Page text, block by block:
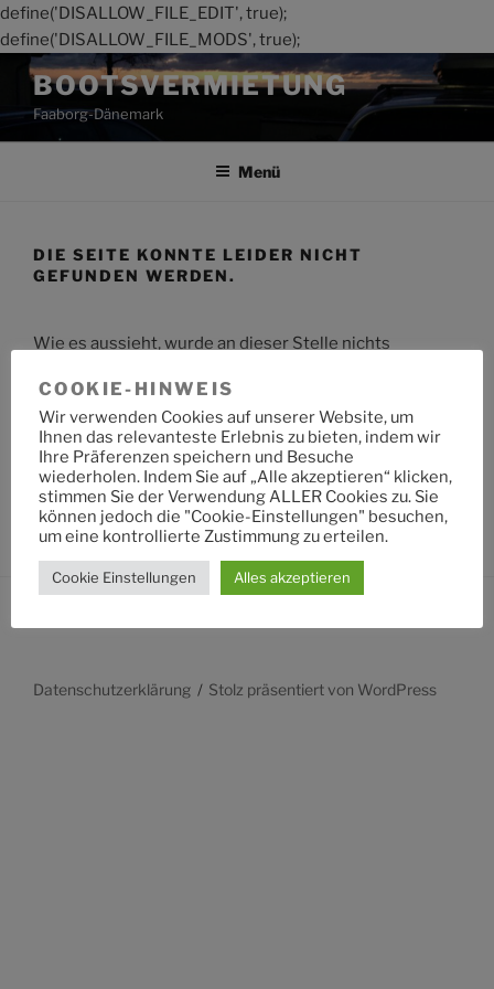
define('DISALLOW_FILE_EDIT', true);
define('DISALLOW_FILE_MODS', true);
Zum
Inhalt
springen
BOOTSVERMIETUNG
Faaborg-Dänemark
Menü
DIE SEITE KONNTE LEIDER NICHT
GEFUNDEN WERDEN.
Wie es aussieht, wurde an dieser Stelle nichts
Suche
nach:
Datenschutzerklärung Stolz präsentiert von WordPress
COOKIE-HINWEIS
Wir verwenden Cookies auf unserer Website, um
Ihnen das relevanteste Erlebnis zu bieten, indem wir
Ihre Präferenzen speichern und Besuche
wiederholen. Indem Sie auf „Alle akzeptieren“ klicken,
stimmen Sie der Verwendung ALLER Cookies zu. Sie
können jedoch die "Cookie-Einstellungen" besuchen,
um eine kontrollierte Zustimmung zu erteilen.
Cookie Einstellungen Alles akzeptieren